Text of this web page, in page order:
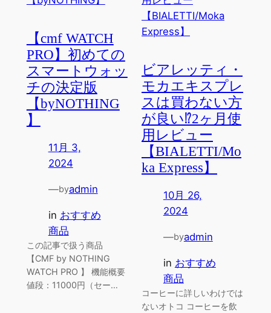
【cmf WATCH
PRO】初めての
スマートウォッ
チの決定版
【byNOTHING
】
11月 3,
2024
—byadmin
in おすすめ
商品
この記事で扱う商品
【CMF by NOTHING
WATCH PRO 】 機能概要
値段：11000円（セー…
ビアレッティ・
モカエキスプレ
スは買わない方
が良い⁉︎2ヶ月使
用レビュー
【BIALETTI/Mo
ka Express】
10月 26,
2024
—byadmin
in おすすめ
商品
コーヒーに詳しいわけでは
ないオトコ コーヒーを飲